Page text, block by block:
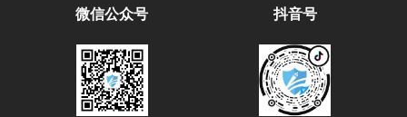
微信公众号 抖音号